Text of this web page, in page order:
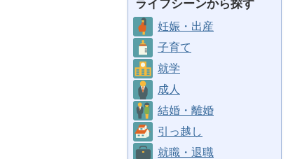
ライフシーンから探す
妊娠・出産
子育て
就学
成人
結婚・離婚
引っ越し
就職・退職